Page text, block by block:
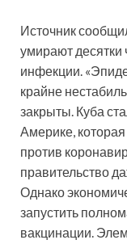
Источник
умирают десятки
инфекции.
крайне
закрыты. Куба
Америке,
против
правительство
Однако
запустить
вакцинации.